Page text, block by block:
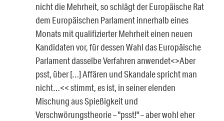
nicht die Mehrheit, so schlägt der Europäische Rat
dem Europäischen Parlament innerhalb eines
Monats mit qualifizierter Mehrheit einen neuen
Kandidaten vor, für dessen Wahl das Europäische
Parlament dasselbe Verfahren anwendet<>Aber
psst, über […] Affären und Skandale spricht man
nicht…<< stimmt, es ist, in seiner elenden
Mischung aus Spießigkeit und
Verschwörungstheorie – "psst!" – aber wohl eher